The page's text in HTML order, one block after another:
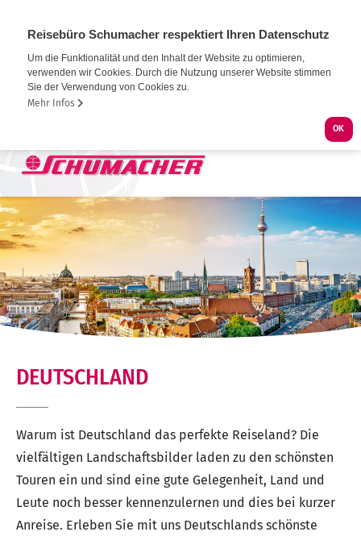
Reisebüro Schumacher respektiert Ihren Datenschutz
Um die Funktionalität und den Inhalt der Website zu optimieren,
verwenden wir Cookies. Durch die Nutzung unserer Website stimmen
Sie der Verwendung von Cookies zu.
Mehr Infos
OK
DEUTSCHLAND
Warum ist Deutschland das perfekte Reiseland? Die
vielfältigen Landschaftsbilder laden zu den schönsten
Touren ein und sind eine gute Gelegenheit, Land und
Leute noch besser kennenzulernen und dies bei kurzer
Anreise. Erleben Sie mit uns Deutschlands schönste